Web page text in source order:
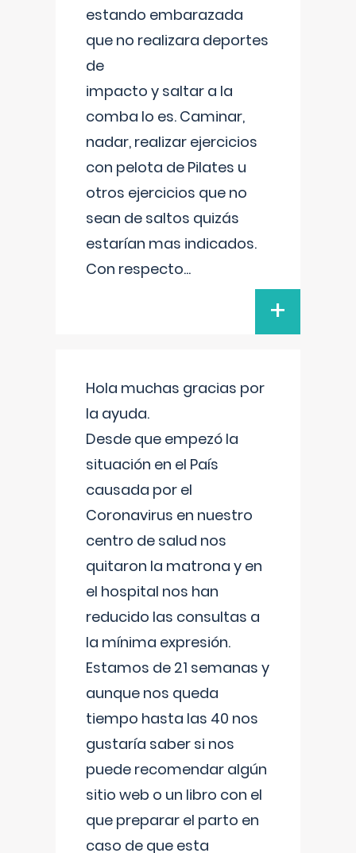
estando embarazada
que no realizara deportes
de
impacto y saltar a la
comba lo es. Caminar,
nadar, realizar ejercicios
con pelota de Pilates u
otros ejercicios que no
sean de saltos quizás
estarían mas indicados.
Con respecto...
+
Hola muchas gracias por
la ayuda.
Desde que empezó la
situación en el País
causada por el
Coronavirus en nuestro
centro de salud nos
quitaron la matrona y en
el hospital nos han
reducido las consultas a
la mínima expresión.
Estamos de 21 semanas y
aunque nos queda
tiempo hasta las 40 nos
gustaría saber si nos
puede recomendar algún
sitio web o un libro con el
que preparar el parto en
caso de que esta